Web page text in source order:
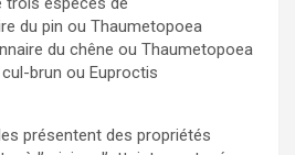
du pin ou Thaumetopoea
du chêne ou Thaumetopoea
brun ou Euproctis
présentent des propriétés